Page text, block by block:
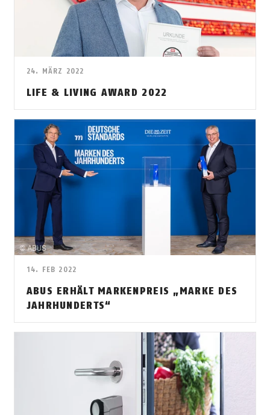
24. MÄRZ 2022
LIFE & LIVING AWARD 2022
14. FEB 2022
ABUS ERHÄLT MARKENPREIS „MARKE DES
JAHRHUNDERTS“